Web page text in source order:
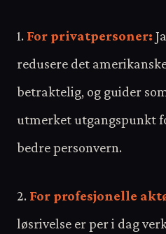
1. For privatpersoner:
redusere det
betraktelig, og guider
utmerket utgangspunkt
bedre personvern.
2. For profesjonelle
løsrivelse er per i dag